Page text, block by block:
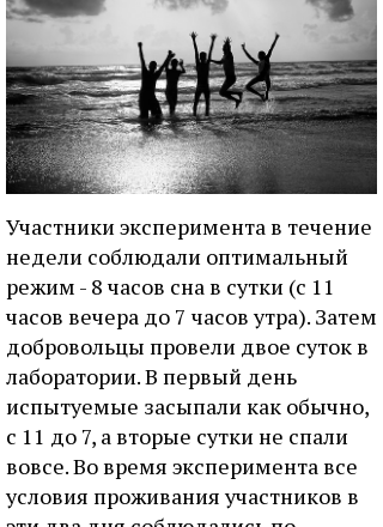
Участники эксперимента в течение
недели соблюдали оптимальный
режим - 8 часов сна в сутки (с 11
часов вечера до 7 часов утра). Затем
добровольцы провели двое суток в
лаборатории. В первый день
испытуемые засыпали как обычно,
с 11 до 7, а вторые сутки не спали
вовсе. Во время эксперимента все
условия проживания участников в